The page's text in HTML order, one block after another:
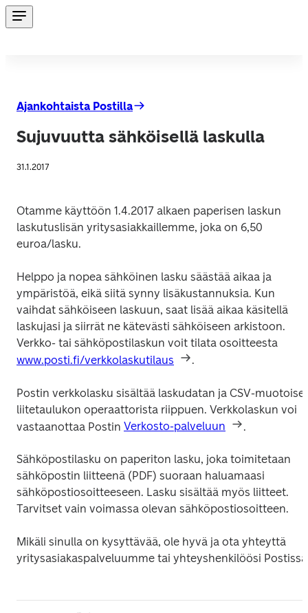
Ajankohtaista Postilla
Sujuvuutta sähköisellä laskulla
31.1.2017
Otamme käyttöön 1.4.2017 alkaen paperisen laskun
laskutuslisän yritysasiakkaillemme, joka on 6,50
euroa/lasku.
Helppo ja nopea sähköinen lasku säästää aikaa ja
ympäristöä, eikä siitä synny lisäkustannuksia. Kun
vaihdat sähköiseen laskuun, saat lisää aikaa käsitellä
laskujasi ja siirrät ne kätevästi sähköiseen arkistoon.
www.posti.fi/verkkolaskutilaus
.
Postin verkkolasku sisältää laskudatan ja CSV-
liitetaulukon operaattorista riippuen. Verkkolaskun voi
vastaanottaa Postin Verkosto-palveluun .
Sähköpostilasku on paperiton lasku, joka toimitetaan
sähköpostin liitteenä (PDF) suoraan haluamaasi
sähköpostiosoitteeseen. Lasku sisältää myös liitteet.
Tarvitset vain voimassa olevan sähköpostiosoitteen.
Mikäli sinulla on kysyttävää, ole hyvä ja ota yhteyttä
yritysasiakaspalveluumme tai yhteyshenkilöösi